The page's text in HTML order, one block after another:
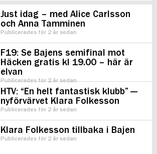
Just idag – med Alice Carlsson
och Anna Tamminen
Publicerades för 2 år sedan
F19: Se Bajens semifinal mot
Häcken gratis kl 19.00 – här är
elvan
Publicerades för 2 år sedan
HTV: “En helt fantastisk klubb” —
nyförvärvet Klara Folkesson
Publicerades för 2 år sedan
Klara Folkesson tillbaka i Bajen
Publicerades för 2 år sedan